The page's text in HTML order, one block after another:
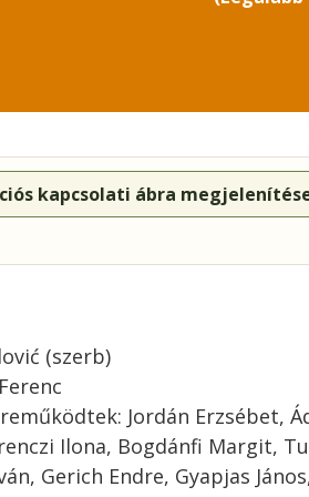
kapcsolati ábra
(szerb)
Jordán Erzsébet,
Ilona, Bogdánfi Margit,
Gerich Endre, Gyapjas